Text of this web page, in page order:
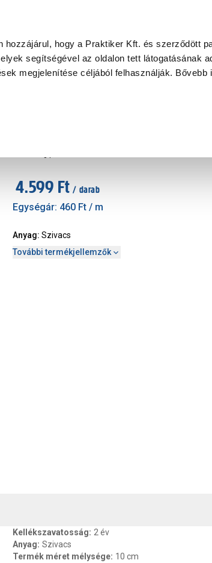
hozzájárul, hogy a Praktiker Kft. és szerződött
segítségével az oldalon tett látogatásának
megjelenítése céljából felhasználják. Bővebb
Szakiajánló Ügyintézés és Információ
4.599 Ft / darab
Egységár: 460 Ft / m
Anyag: Szivacs
További termékjellemzők
Kellékszavatosság: 2 év
Anyag: Szivacs
Termék méret mélysége: 10 cm